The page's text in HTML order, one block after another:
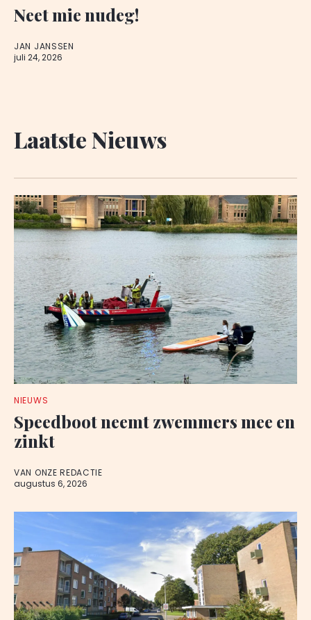
Neet mie nudeg!
JAN JANSSEN
juli 24, 2026
Laatste Nieuws
NIEUWS
Speedboot neemt zwemmers mee en
zinkt
VAN ONZE REDACTIE
augustus 6, 2026